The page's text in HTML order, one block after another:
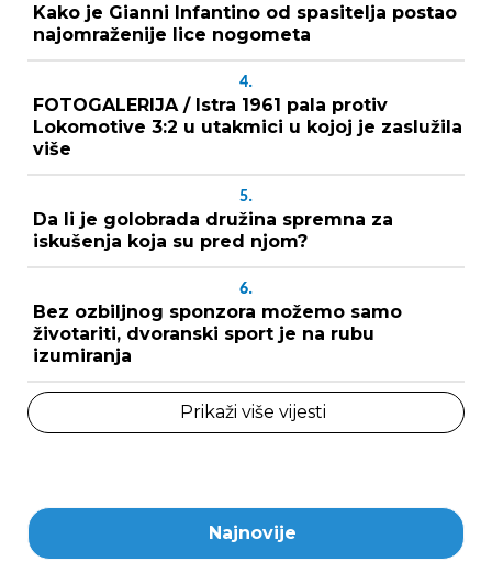
Kako je Gianni Infantino od spasitelja postao
najomraženije lice nogometa
4.
FOTOGALERIJA / Istra 1961 pala protiv
Lokomotive 3:2 u utakmici u kojoj je zaslužila
više
5.
Da li je golobrada družina spremna za
iskušenja koja su pred njom?
6.
Bez ozbiljnog sponzora možemo samo
životariti, dvoranski sport je na rubu
izumiranja
Prikaži više vijesti
Najnovije